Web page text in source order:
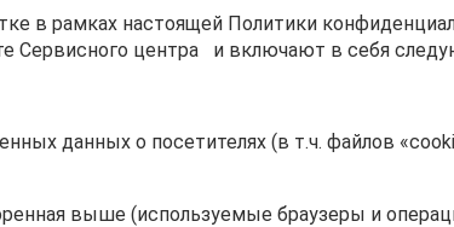
в рамках настоящей Политики
Сервисного центра и включают в себя
данных о посетителях (в т.ч. файлов
выше (используемые браузеры и